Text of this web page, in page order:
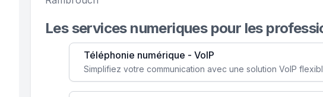
Les services numeriques pour les
Téléphonie numérique - VoIP